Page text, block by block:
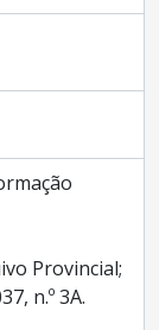
Provincial;
n.º 3A.